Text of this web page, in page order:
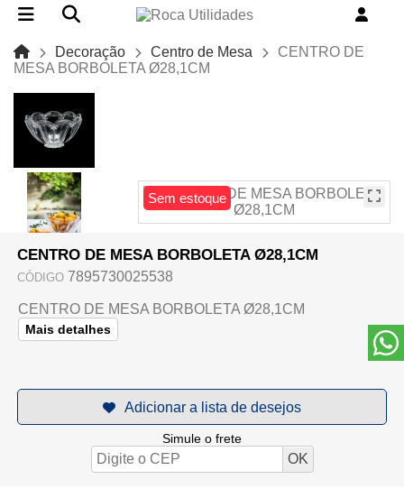
Decoração Centro de Mesa
CENTRO DE
MESA BORBOLETA Ø28,1CM
Sem estoque
CENTRO DE MESA BORBOLETA Ø28,1CM
CÓDIGO 7895730025538
CENTRO DE MESA BORBOLETA Ø28,1CM
Mais detalhes
Simule o frete